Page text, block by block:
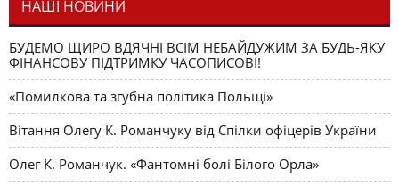
ДАЙДЖЕСТ Андрій Скумін,Андрій КоваленкоУзурпація
ім'ям народу: режим Януковича хоче позбавити
громадян можливості впливати на владу
НАШІ НОВИНИ
БУДЕМО ЩИРО ВДЯЧНІ ВСІМ НЕБАЙДУЖИМ ЗА БУДЬ-ЯКУ
ФІНАНСОВУ ПІДТРИМКУ ЧАСОПИСОВІ!
«Помилкова та згубна політика Польщі»
Вітання Олегу К. Романчуку від Спілки офіцерів України
Олег К. Романчук. «Фантомні болі Білого Орла»